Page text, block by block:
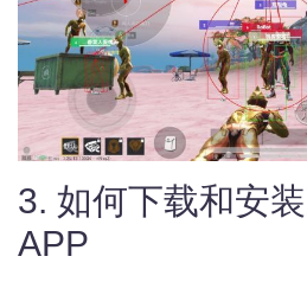
3. 如何下载和安
APP